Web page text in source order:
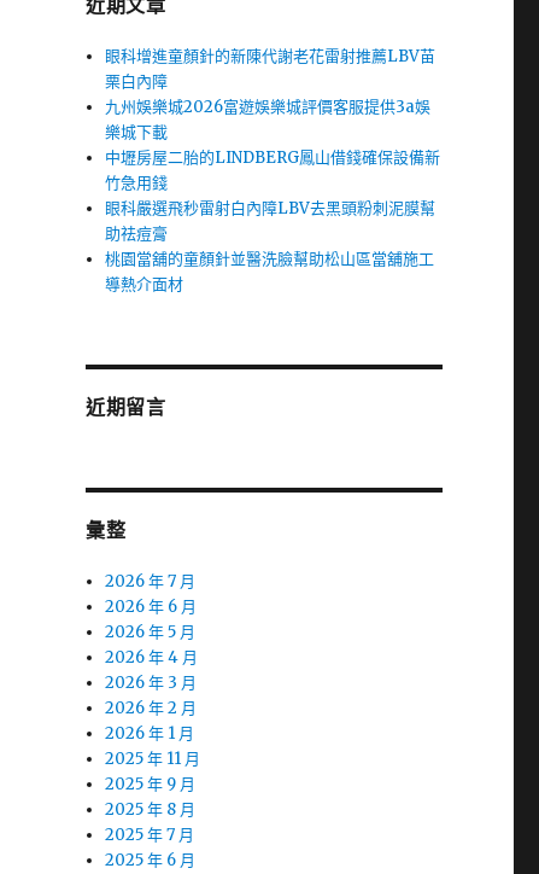
近期文章
眼科增進童顏針的新陳代謝老花雷射推薦LBV苗
栗白內障
九州娛樂城2026富遊娛樂城評價客服提供3a娛
樂城下載
中壢房屋二胎的LINDBERG鳳山借錢確保設備新
竹急用錢
眼科嚴選飛秒雷射白內障LBV去黑頭粉刺泥膜幫
助祛痘膏
桃園當舖的童顏針並醫洗臉幫助松山區當舖施工
導熱介面材
近期留言
彙整
2026 年 7 月
2026 年 6 月
2026 年 5 月
2026 年 4 月
2026 年 3 月
2026 年 2 月
2026 年 1 月
2025 年 11 月
2025 年 9 月
2025 年 8 月
2025 年 7 月
2025 年 6 月